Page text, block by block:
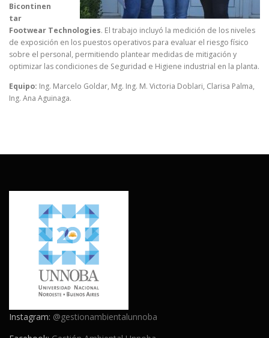
Bicontinen
tar
Footwear Technologies. El trabajo incluyó la medición de los niveles
de exposición en los puestos operativos para evaluar el riesgo físico
sobre el personal, permitiendo plantear medidas de mitigación y
optimizar las condiciones de Seguridad e Higiene industrial en la planta.
Equipo: Ing. Marcelo Goldar, Mg. Ing. M. Victoria Doblari, Clarisa Palma,
Ing. Ana Aguinaga.
Instagram: @gestionambientalunnoba